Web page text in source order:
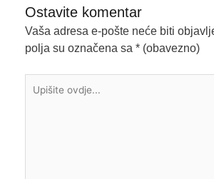
Ostavite komentar
Vaša adresa e-pošte neće biti
polja su označena sa * (obavezno)
ovdje...